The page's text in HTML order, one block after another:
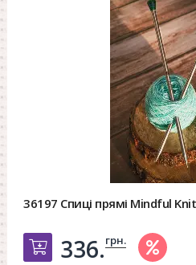
36197 Спиці прямі Mindful
Добавить в
336.грн.